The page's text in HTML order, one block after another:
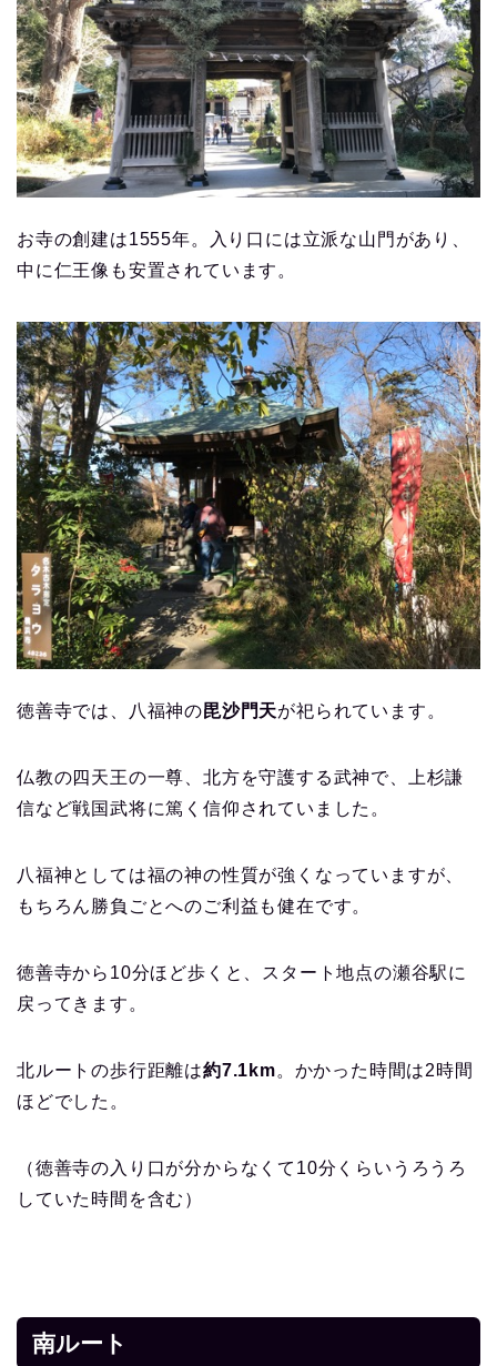
お寺の創建は1555年。入り口には立派な山門があり、
中に仁王像も安置されています。
徳善寺では、八福神の毘沙門天が祀られています。
仏教の四天王の一尊、北方を守護する武神で、上杉謙
信など戦国武将に篤く信仰されていました。
八福神としては福の神の性質が強くなっていますが、
もちろん勝負ごとへのご利益も健在です。
徳善寺から10分ほど歩くと、スタート地点の瀬谷駅に
戻ってきます。
北ルートの歩行距離は約7.1km。かかった時間は2時間
ほどでした。
（徳善寺の入り口が分からなくて10分くらいうろうろ
していた時間を含む）
南ルート